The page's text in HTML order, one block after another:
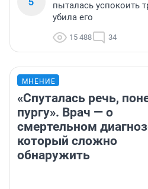
пыталась успокоить
убила его
15 488 34
МНЕНИЕ
«Спуталась речь,
пургу». Врач — о
смертельном
который сложно
обнаружить